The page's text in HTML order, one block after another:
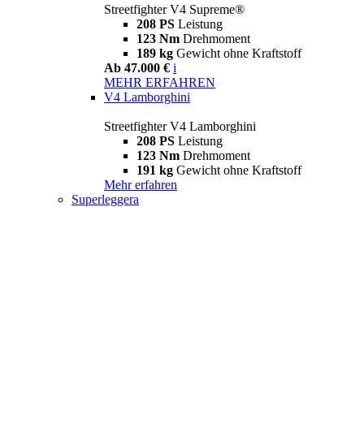
Streetfighter V4 Supreme®
208 PS Leistung
123 Nm Drehmoment
189 kg Gewicht ohne Kraftstoff
Ab 47.000 € i
MEHR ERFAHREN
V4 Lamborghini
Streetfighter V4 Lamborghini
208 PS Leistung
123 Nm Drehmoment
191 kg Gewicht ohne Kraftstoff
Mehr erfahren
Superleggera